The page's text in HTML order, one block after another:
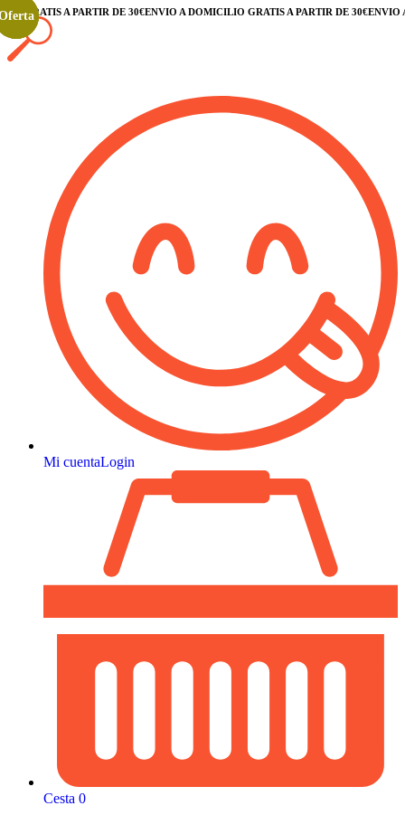
GRATIS A PARTIR DE 30€ENVÍO A DOMICILIO GRATIS A PARTIR DE 30€ENVÍO A
Mi cuentaLogin
Cesta 0